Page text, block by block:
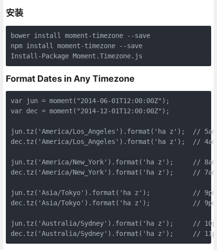
安装
bower install moment-timezone --save
npm install moment-timezone --save
Install-Package Moment.Timezone.js
Format Dates in Any Timezone
var jun = moment("2014-06-01T12:00:00Z");
var dec = moment("2014-12-01T12:00:00Z");
jun.tz('America/Los_Angeles').format('ha z');  // 5am
dec.tz('America/Los_Angeles').format('ha z');  // 4am
jun.tz('America/New_York').format('ha z');     // 8am
dec.tz('America/New_York').format('ha z');     // 7am
jun.tz('Asia/Tokyo').format('ha z');           // 9pm
dec.tz('Asia/Tokyo').format('ha z');           // 9pm
jun.tz('Australia/Sydney').format('ha z');     // 10pm
dec.tz('Australia/Sydney').format('ha z');     // 11pm